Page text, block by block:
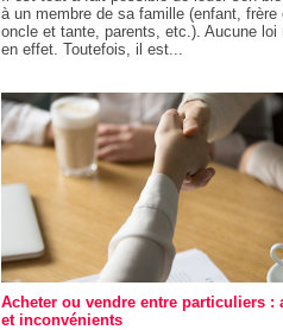
à un membre de sa famille (enfant, frère
oncle et tante, parents, etc.). Aucune loi
en effet. Toutefois, il est...
Acheter ou vendre entre particuliers :
et inconvénients